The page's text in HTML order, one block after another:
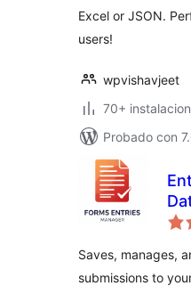
Excel or JSON.
users!
wpvishavjeet
70+
Probado con
Saves, manages,
submissions to